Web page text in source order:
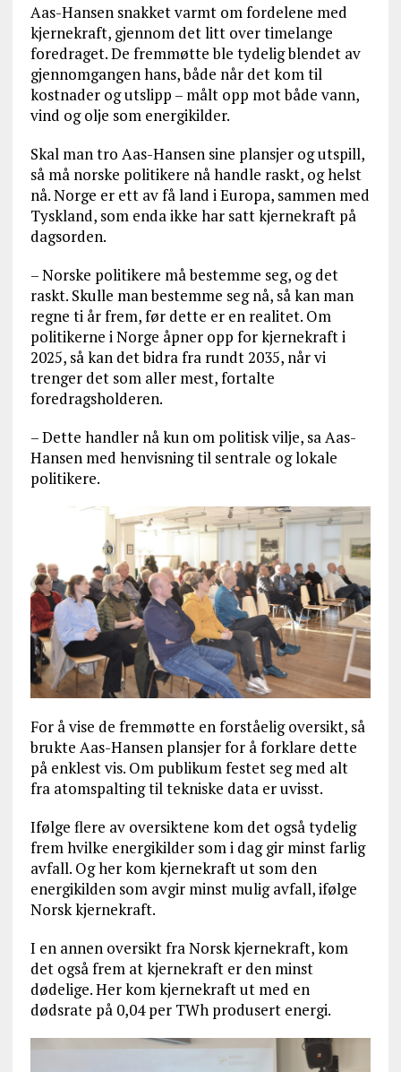
Aas-Hansen snakket varmt om fordelene med
kjernekraft, gjennom det litt over timelange
foredraget. De fremmøtte ble tydelig blendet av
gjennomgangen hans, både når det kom til
kostnader og utslipp – målt opp mot både vann,
vind og olje som energikilder.
Skal man tro Aas-Hansen sine plansjer og utspill,
så må norske politikere nå handle raskt, og helst
nå. Norge er ett av få land i Europa, sammen med
Tyskland, som enda ikke har satt kjernekraft på
dagsorden.
– Norske politikere må bestemme seg, og det
raskt. Skulle man bestemme seg nå, så kan man
regne ti år frem, før dette er en realitet. Om
politikerne i Norge åpner opp for kjernekraft i
2025, så kan det bidra fra rundt 2035, når vi
trenger det som aller mest, fortalte
foredragsholderen.
– Dette handler nå kun om politisk vilje, sa Aas-
Hansen med henvisning til sentrale og lokale
politikere.
For å vise de fremmøtte en forståelig oversikt, så
brukte Aas-Hansen plansjer for å forklare dette
på enklest vis. Om publikum festet seg med alt
fra atomspalting til tekniske data er uvisst.
Ifølge flere av oversiktene kom det også tydelig
frem hvilke energikilder som i dag gir minst farlig
avfall. Og her kom kjernekraft ut som den
energikilden som avgir minst mulig avfall, ifølge
Norsk kjernekraft.
I en annen oversikt fra Norsk kjernekraft, kom
det også frem at kjernekraft er den minst
dødelige. Her kom kjernekraft ut med en
dødsrate på 0,04 per TWh produsert energi.